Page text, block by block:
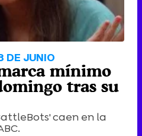
DE JUNIO
mínimo
tras su
caen en la